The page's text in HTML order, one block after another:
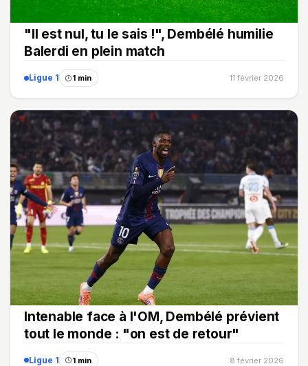
"Il est nul, tu le sais !", Dembélé humilie
Balerdi en plein match
Ligue 1 1 min 11 février 2026
Intenable face à l'OM, Dembélé prévient
tout le monde : "on est de retour"
Ligue 1 1 min 8 février 2026